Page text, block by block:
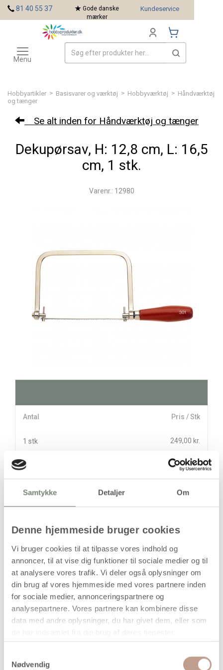
Samtykke Detaljer Om
Denne hjemmeside bruger cookies
Vi bruger cookies til at tilpasse vores indhold og
annoncer, til at vise dig funktioner til sociale medier og til
at analysere vores trafik. Vi deler også oplysninger om
din brug af vores hjemmeside med vores partnere inden
for sociale medier, annonceringspartnere og
analysepartnere. Vores partnere kan kombinere disse
data med andre oplysninger, du har givet dem, eller som
Nødvendig
Hobbyartikler > Basisvarer og værktøj > Hobbyværktøj > Håndværktøj
og tænger
Se alt inden for Håndværktøj og tænger
Dekupørsav, H: 12,8 cm, L: 16,5
cm, 1 stk.
Varenr.: 12980
Antal Pris / Stk
1 stk 249,00 kr.
249,00kr.
Læg i kurven
når vi har bekræftet din ordre.
Handelsbetingelser
81 40 55 37
Gode danske
mærker
Kundeservice
Toggle
navigation
Menu
Mærker